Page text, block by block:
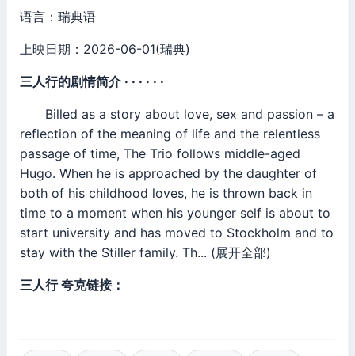
语言：瑞典语
上映日期：2026-06-01(瑞典)
三人行的剧情简介 · · · · · ·
Billed as a story about love, sex and passion – a
reflection of the meaning of life and the relentless
passage of time, The Trio follows middle-aged
Hugo. When he is approached by the daughter of
both of his childhood loves, he is thrown back in
time to a moment when his younger self is about to
start university and has moved to Stockholm and to
stay with the Stiller family. Th... (展开全部)
三人行 夸克链接：